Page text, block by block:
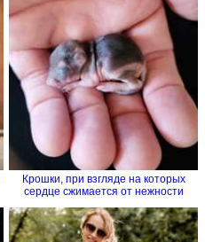
Крошки, при взгляде на которых
сердце сжимается от нежности